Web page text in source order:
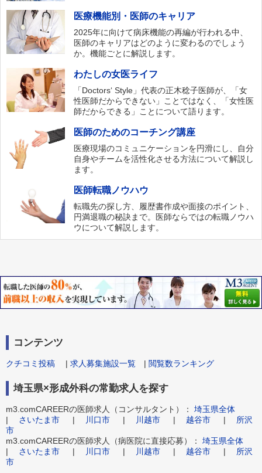
医療機能別・医師のキャリア
2025年に向けて病床機能の再編が行われる中、
医師のキャリアはどのように変わるのでしょう
か。機能ごとに解説します。
わたしの女医ライフ
「Doctors‘ Style」代表の正木稔子医師が、「女
性医師だからできない」ことではなく、「女性医
師だからできる」ことについて語ります。
医師のためのコーチング講座
医療現場のコミュニケーションを円滑にし、自分
自身やチームを活性化させる方法について解説し
ます。
医師転職ノウハウ
転職先の探し方、履歴書作成や面接のポイント、
円満退職の秘訣まで。医師ならではの転職ノウハ
ウについて解説します。
コンテンツ
クチコミ投稿 | 求人募集施設一覧 | 閲覧数ランキング
埼玉県×形成外科の常勤求人を探す
m3.comCAREERの医師求人（コンサルタント）： 埼玉県全体
| さいたま市 | 川口市 | 川越市 | 越谷市 | 所沢
市
m3.comCAREERの医師求人（病医院に直接応募）： 埼玉県全体
| さいたま市 | 川口市 | 川越市 | 越谷市 | 所沢
市